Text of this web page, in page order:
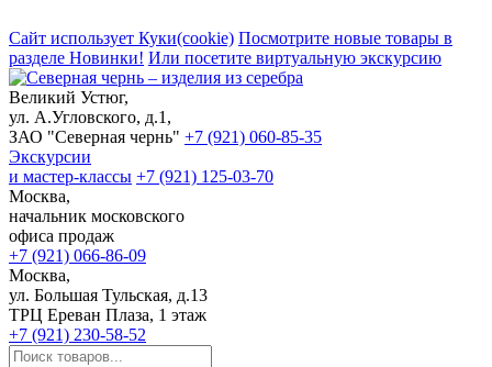
Сайт использует Куки(cookie) Посмотрите новые товары в
разделе Новинки! Или посетите виртуальную экскурсию
Великий Устюг,
ул. А.Угловского, д.1,
ЗАО "Северная чернь" +7 (921) 060-85-35
Экскурсии
и мастер-классы +7 (921) 125-03-70
Москва,
начальник московского
офиса продаж
+7 (921) 066-86-09
Москва,
ул. Большая Тульская, д.13
ТРЦ Ереван Плаза, 1 этаж
+7 (921) 230-58-52